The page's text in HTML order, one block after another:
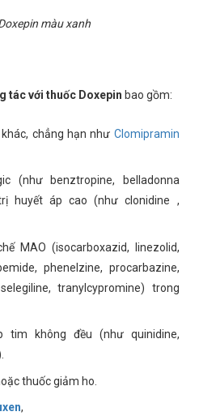
màu xanh
tác với thuốc Doxepin bao gồm:
chẳng hạn như Clomipramin
(như benztropine, belladonna
huyết áp cao (như clonidine ,
MAO (isocarboxazid, linezolid,
phenelzine, procarbazine,
tranylcypromine) trong
tim không đều (như quinidine,
thuốc giảm ho.
,